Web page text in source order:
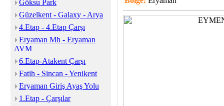
Göksu Park
Güzelkent - Galaxy - Arya
4.Etap - 4.Etap Çarşı
Eryaman Mh - Eryaman
AVM
6.Etap-Atakent Çarşı
Fatih - Sincan - Yenikent
Eryaman Giriş Ayaş Yolu
1.Etap - Çarşılar